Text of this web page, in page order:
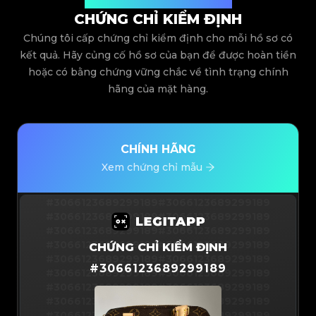
CHỨNG CHỈ KIỂM ĐỊNH
Chúng tôi cấp chứng chỉ kiểm định cho mỗi hồ sơ có
kết quả. Hãy củng cố hồ sơ của bạn để được hoàn tiền
hoặc có bằng chứng vững chắc về tình trạng chính
hãng của mặt hàng.
CHÍNH HÃNG
Xem chứng chỉ mẫu
#3066123689299189#3066123689299189
#3066123689299189#3066123689299189
#3066123689299189#3066123689299189
#3066123689299189#3066123689299189
#3066123689299189#3066123689299189
CHỨNG CHỈ KIỂM ĐỊNH
#3066123689299189